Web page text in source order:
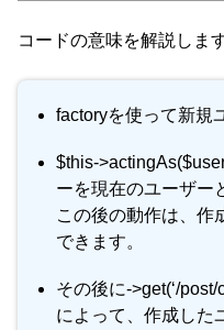
コードの意味を解説します
factoryを使って新規
$this-
ーを現在のユーザー
この後の動作は、作
できます。
その後に->get(‘/
によって、作成した